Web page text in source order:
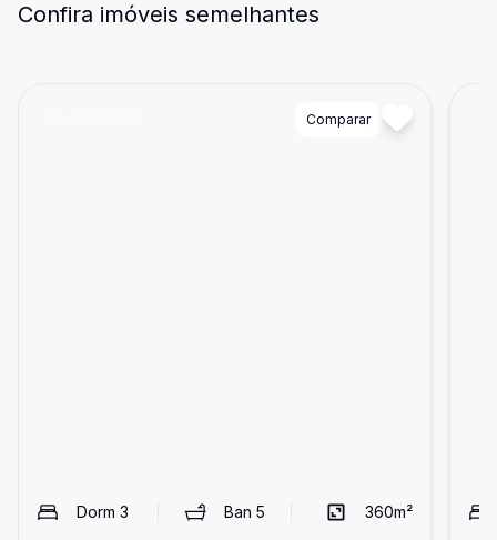
Confira imóveis semelhantes
Comparar
Dorm 3 Ban5 360m²